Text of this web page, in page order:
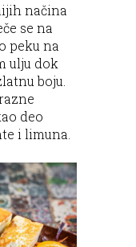
načina
se na
peku na
ulju dok
boju.
deo
i limuna.